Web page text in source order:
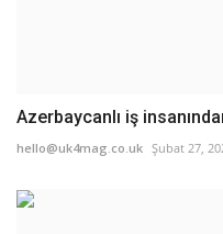
Azerbaycanlı iş
hello@uk4mag.co.uk Şubat 27,